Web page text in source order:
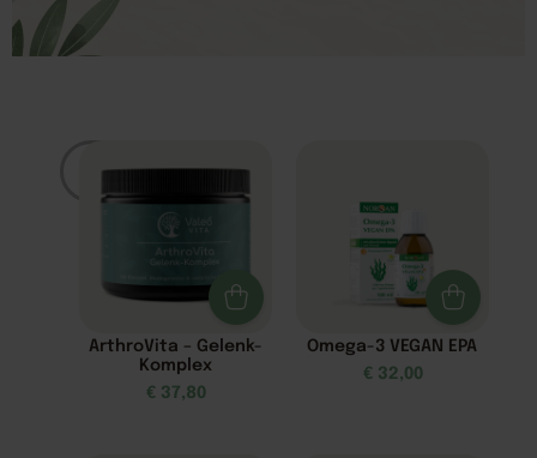
Filter
ArthroVita – Gelenk-
Komplex
€ 37,80
Omega-3 VEGAN EPA
€ 32,00